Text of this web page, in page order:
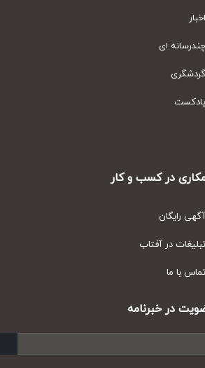
ای
در کسب و کار
رایگان
در آفتاب
با ما
در خبرنامه